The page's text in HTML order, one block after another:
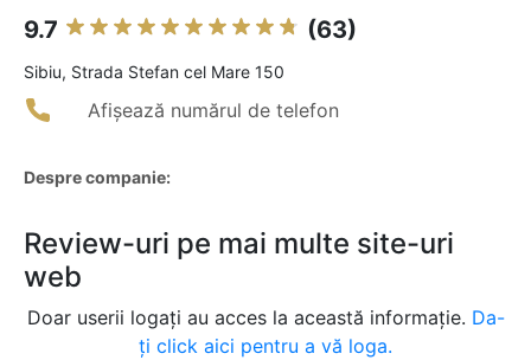
9.7 (63)
Sibiu, Strada Stefan cel Mare 150
Afișează numărul de telefon
Despre companie:
Review-uri pe mai multe site-uri
web
Doar userii logați au acces la această informație. Da-
ți click aici pentru a vă loga.